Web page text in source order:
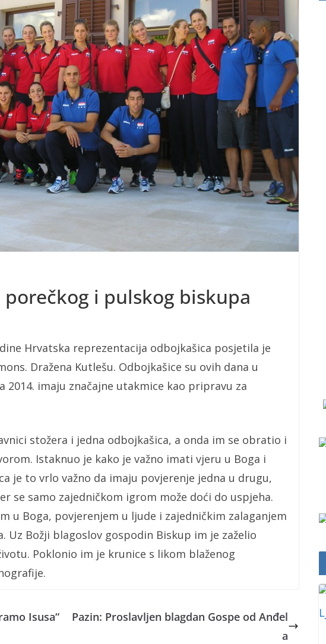
i pulskog biskupa
Hrvatska reprezentacija odbojkašica posjetila je
Dražena Kutlešu. Odbojkašice su ovih dana u
2014. imaju značajne utakmice kao pripravu za
stožera i jedna odbojkašica, a onda im se obratio i
Istaknuo je kako je važno imati vjeru u Boga i
je to vrlo važno da imaju povjerenje jedna u drugu,
se samo zajedničkom igrom može doći do uspjeha.
u Boga, povjerenjem u ljude i zajedničkim zalaganjem
Uz Božji blagoslov gospodin Biskup im je zaželio
Poklonio im je krunice s likom blaženog
Isusa“
Pazin: Proslavljen blagdan Gospe od Anđel
a